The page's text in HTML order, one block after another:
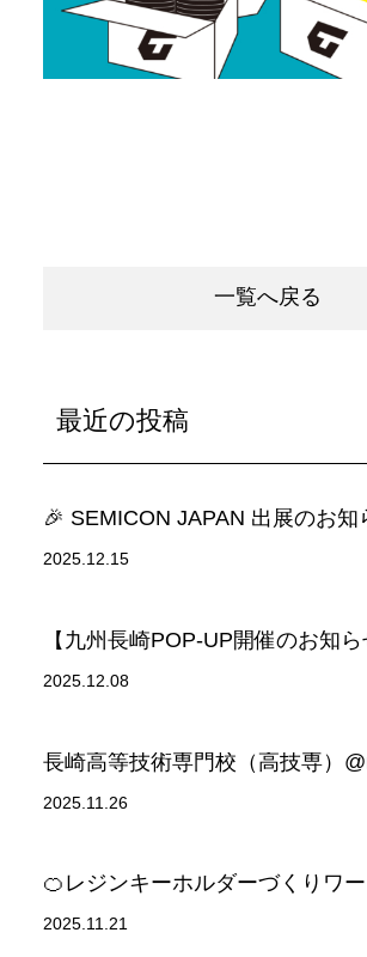
一覧へ戻る
最近の投稿
🎉 SEMICON JAPAN 出展のお知
2025.12.15
【九州長崎POP-UP開催のお知ら
2025.12.08
長崎高等技術専門校（高技専）
2025.11.26
🍊レジンキーホルダーづくりワ
2025.11.21